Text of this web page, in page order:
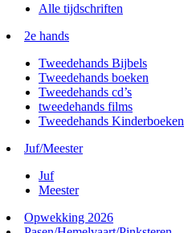
Alle tijdschriften
2e hands
Tweedehands Bijbels
Tweedehands boeken
Tweedehands cd’s
tweedehands films
Tweedehands Kinderboeken
Juf/Meester
Juf
Meester
Opwekking 2026